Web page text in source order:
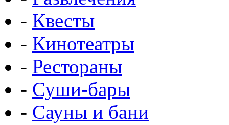
- Квесты
- Кинотеатры
- Рестораны
- Суши-бары
- Сауны и бани